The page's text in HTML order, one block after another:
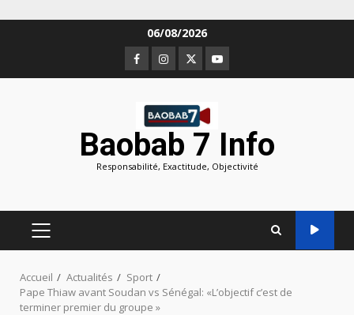
06/08/2026
Facebook
Instagram
TwitterYoutube
Baobab 7 Info
Responsabilité, Exactitude, Objectivité
MENU
PRINCIPAL
Accueil Actualités
Sport
Pape Thiaw avant Soudan vs Sénégal: «L’objectif c’est de
terminer premier du groupe »